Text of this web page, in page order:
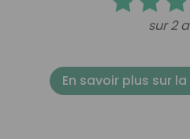
sur 2
En savoir plus sur